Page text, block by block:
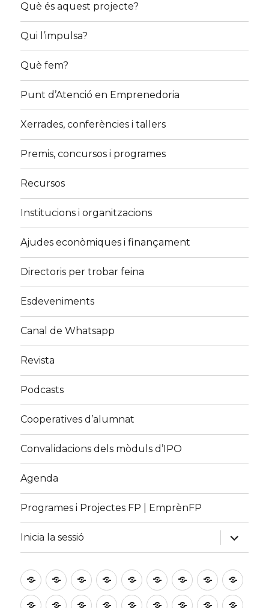
Què és aquest projecte?
Qui l’impulsa?
Què fem?
Punt d’Atenció en Emprenedoria
Xerrades, conferències i tallers
Premis, concursos i programes
Recursos
Institucions i organitzacions
Ajudes econòmiques i finançament
Directoris per trobar feina
Esdeveniments
Canal de Whatsapp
Revista
Podcasts
Cooperatives d’alumnat
Convalidacions dels mòduls d’IPO
Agenda
Programes i Projectes FP | EmprènFP
Inicia la sessió
expand
child
menu
Inici Què
és
Qui
l’impulsa?
Què
fem?
Punt
d’Atenció
Xerrades,
conferències
Premis,
concursos
Recursos
AjudesDirectorisEsdeveniments
CanalRevistaPodcastsCooperatives